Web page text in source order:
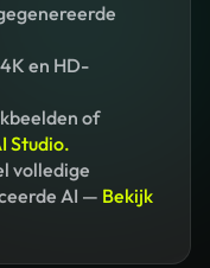
en HD-
of
Studio.
volledige
AI — Bekijk